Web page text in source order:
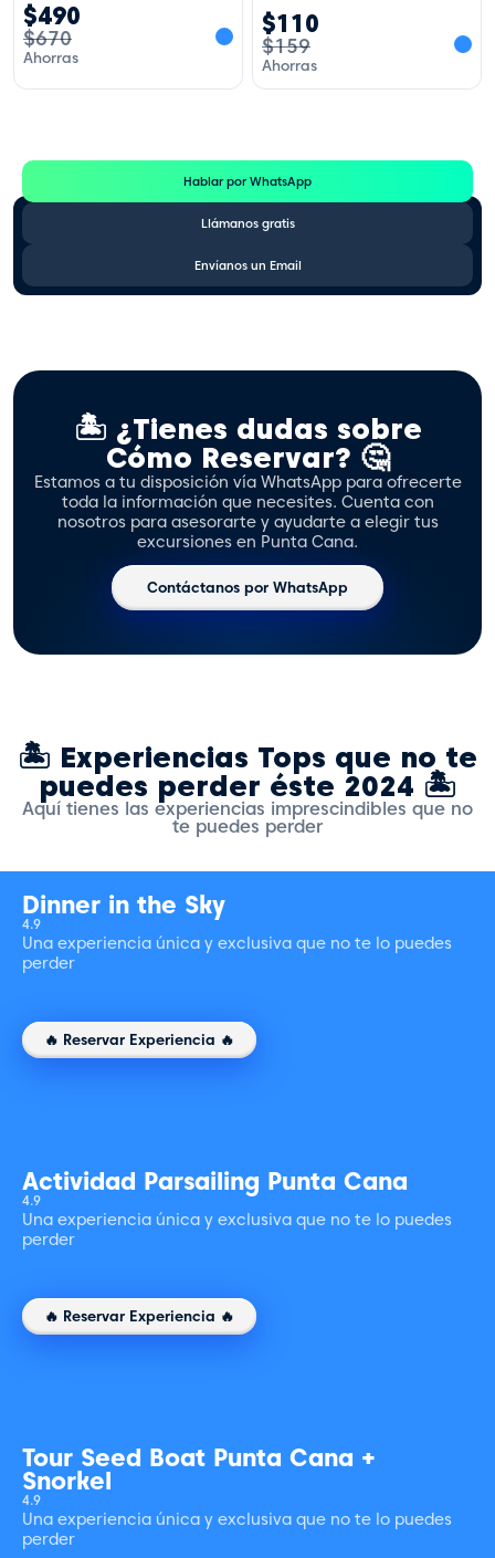
$490
$670
Ahorras
$110
$159
Ahorras
Hablar por WhatsApp
Llámanos gratis
Envíanos un Email
🏝️ ¿Tienes dudas sobre
Cómo Reservar? 🤔
Estamos a tu disposición vía WhatsApp para ofrecerte
toda la información que necesites. Cuenta con
nosotros para asesorarte y ayudarte a elegir tus
excursiones en Punta Cana.
Contáctanos por WhatsApp
🏝️ Experiencias Tops que no te
puedes perder éste 2024 🏝️
Aquí tienes las experiencias imprescindibles que no
te puedes perder
Dinner in the Sky
4.9
Una experiencia única y exclusiva que no te lo puedes
perder
🔥 Reservar Experiencia 🔥
Actividad Parsailing Punta Cana
4.9
Una experiencia única y exclusiva que no te lo puedes
perder
🔥 Reservar Experiencia 🔥
Tour Seed Boat Punta Cana +
Snorkel
4.9
Una experiencia única y exclusiva que no te lo puedes
perder